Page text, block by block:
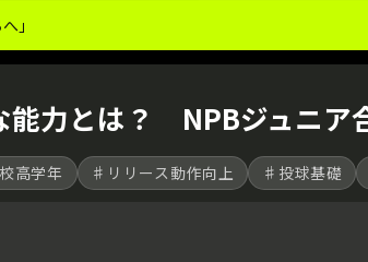
｣
力とは？ NPBジュニア
高学年 ♯リリース動作向上 ♯投球基礎